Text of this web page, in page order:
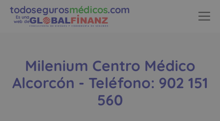
todosegurosmédicos.com
Es una
web de
Milenium Centro Médico
Alcorcón - Teléfono: 902 151
560